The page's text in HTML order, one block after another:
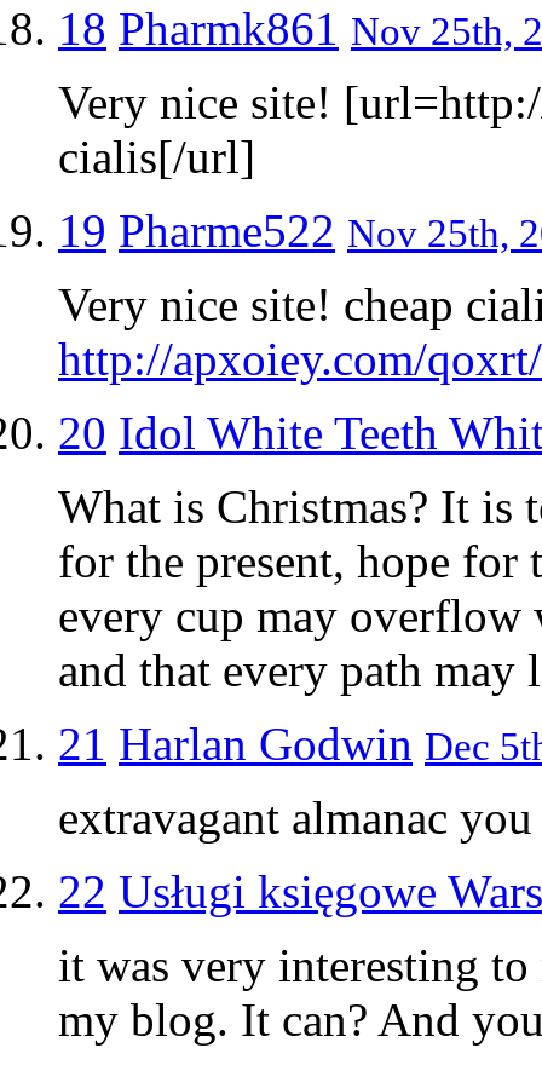
18 Pharmk861 Nov 25th,
Very nice site!
cialis[/url]
19 Pharme522 Nov 25th,
Very nice site! cheap
http://apxoiey.com/
20 Idol White Teeth
What is Christmas? It is
for the present, hope
every cup may overflow
and that every path may
21 Harlan Godwin Dec
extravagant almanac you
22 Usługi księgowe
it was very interesting
my blog. It can? And